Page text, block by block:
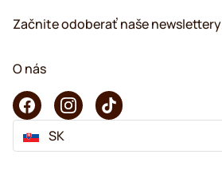
Začnite odoberať naše newslettery
O nás
SK